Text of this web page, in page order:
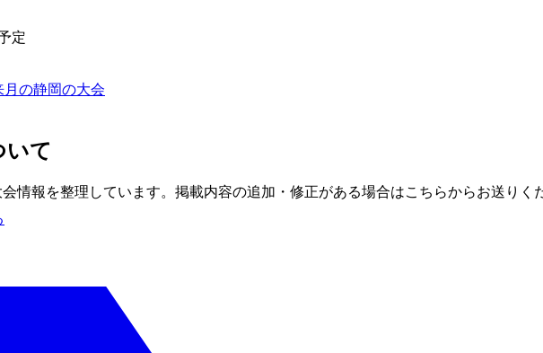
定
月の静岡の大会
いて
情報を整理しています。掲載内容の追加・修正がある場合はこちらからお送りく